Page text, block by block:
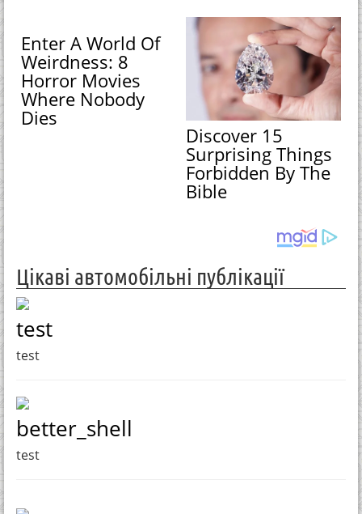
Enter A World Of
Weirdness: 8
Horror Movies
Where Nobody
Dies
Discover 15
Surprising Things
Forbidden By The
Bible
Цікаві автомобільні публікації
test
test
better_shell
test